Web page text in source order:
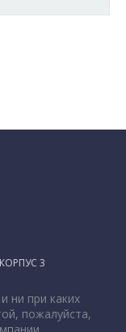
3
ни при каких
пожалуйста,